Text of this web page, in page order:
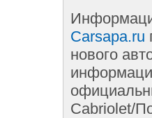
Carsapa.ru
нового
Cabriolet/